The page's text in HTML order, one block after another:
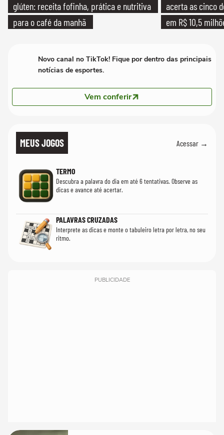
glúten: receita fofinha, prática e nutritiva
para o café da manhã
acerta as cinco
em R$ 10,5
Novo canal no TikTok! Fique por dentro das principais
notícias de esportes.
Vem conferir
MEUS JOGOS Acessar →
TERMO
Descubra a palavra do dia em até 6 tentativas. Observe as
dicas e avance até acertar.
PALAVRAS CRUZADAS
Interprete as dicas e monte o tabuleiro letra por letra, no seu
ritmo.
PUBLICIDADE